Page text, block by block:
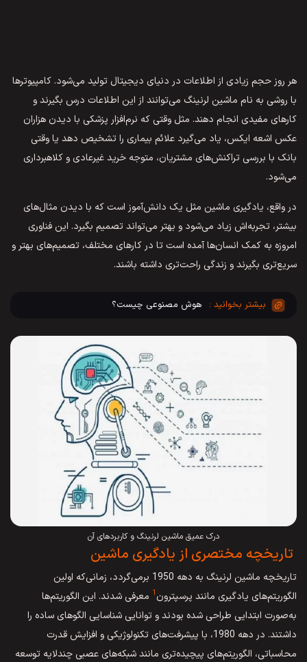
هر روز حجم زیادی از اطلاعات در دنیای دیجیتال تولید می‌شود. کامپیوترها
با روشی به نام ماشین لرنینگ می‌توانند از این اطلاعات درس بگیرند و
کارهای مفیدی انجام دهند. مثل وقتی که نرم‌افزار پزشکی با دیدن هزاران
عکس اشعه ایکس، یاد می‌گیرد علائم بیماری را تشخیص دهد یا وقتی
بانک با بررسی تراکنش‌های مشتریان، متوجه خرید غیرعادی و کلاهبرداری
می‌شود.
در واقع، یادگیری ماشین مثل یک دانش‌آموز است که با دیدن مثال‌های
بیشتر، تجربه‌اش زیاد می‌شود و بهتر می‌تواند تصمیم بگیرد. این فناوری
امروزه به کمک انسان‌ها آمده است تا در کارهای مختلف، تصمیم‌های بهتر و
سریع‌تری بگیرند و زندگی راحت‌تری داشته باشند.
هوش مصنوعی چیست؟
درک عمیق ماشین لرنینگ و کاربردهای آن
تاریخچه مختصری از یادگیری ماشین
تاریخچه ماشین لرنینگ به دهه 1950 برمی‌گردد، زمانی‌که اولین
الگوریتم‌های یادگیری مانند پرسپترون1 معرفی شدند. این الگوریتم‌ها
به‌‌صورت ابتدایی طراحی شده بودند و توانایی شناسایی الگوهای ساده را
داشتند. در دهه 1980، با پیشرفت‌های تکنولوژیکی و افزایش قدرت
محاسباتی، الگوریتم‌های پیچیده‌تری مانند شبکه‌های عصبی چندلایه توسعه